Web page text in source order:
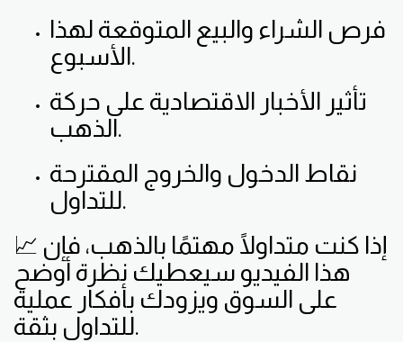
فرص الشراء والبيع المتوقعة لهذا
الأسبوع.
تأثير الأخبار الاقتصادية على حركة
الذهب.
نقاط الدخول والخروج المقترحة
للتداول.
📈 إذا كنت متداولًا مهتمًا بالذهب، فإن
هذا الفيديو سيعطيك نظرة أوضح
على السوق ويزودك بأفكار عملية
للتداول بثقة.